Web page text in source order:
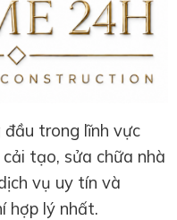
trong lĩnh vực
tạo, sửa chữa nhà
vụ uy tín và
hợp lý nhất.